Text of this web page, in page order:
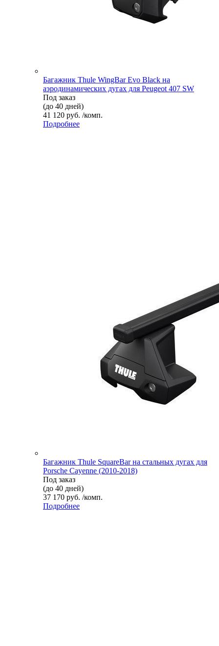
Багажник Thule WingBar Evo Black на
аэродинамических дугах для Peugeot 407 SW
Под заказ
(до 40 дней)
41 120 руб. /комп.
Подробнее
Багажник Thule SquareBar на стальных дугах для
Porsche Cayenne (2010-2018)
Под заказ
(до 40 дней)
37 170 руб. /комп.
Подробнее